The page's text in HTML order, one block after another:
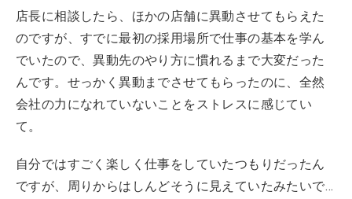
店長に相談したら、ほかの店舗に異動させてもらえた
のですが、すでに最初の採用場所で仕事の基本を学ん
でいたので、異動先のやり方に慣れるまで大変だった
んです。せっかく異動までさせてもらったのに、全然
会社の力になれていないことをストレスに感じてい
て。
自分ではすごく楽しく仕事をしていたつもりだったん
ですが、周りからはしんどそうに見えていたみたいで…